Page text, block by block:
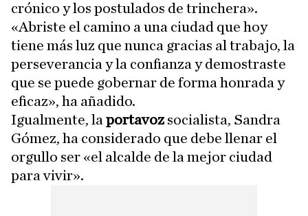
crónico y los postulados de trinchera».
«Abriste el camino a una ciudad que hoy
tiene más luz que nunca gracias al trabajo, la
perseverancia y la confianza y demostraste
que se puede gobernar de forma honrada y
eficaz», ha añadido.
Igualmente, la portavozsocialista, Sandra
Gómez, ha considerado que debe llenar el
orgullo ser «el alcalde de la mejor ciudad
para vivir».